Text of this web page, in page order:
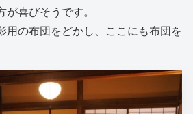
喜びそうです。
用の布団をどかし、ここにも布団を